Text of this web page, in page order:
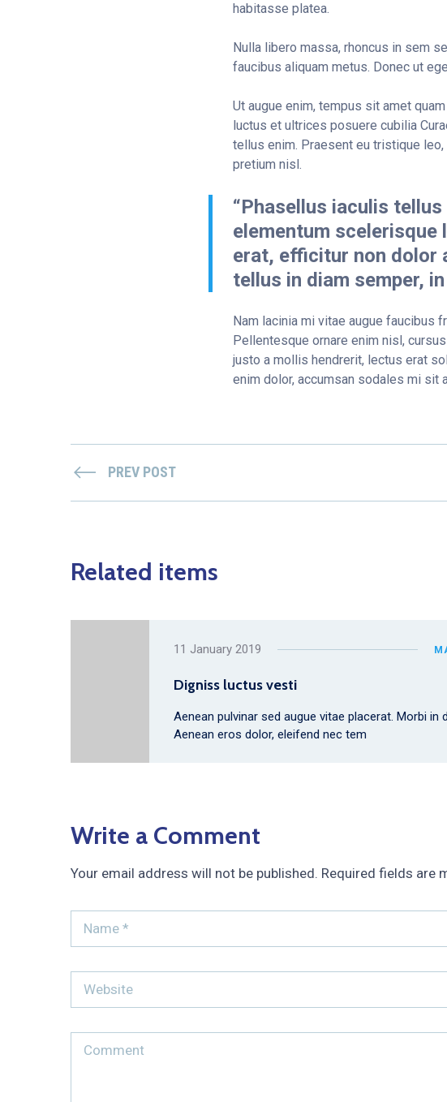
habitasse platea.
Nulla libero massa, rhoncus in sem
faucibus aliquam metus. Donec ut
Ut augue enim, tempus sit amet
luctus et ultrices posuere cubilia
tellus enim. Praesent eu tristique
pretium nisl.
“Phasellus iaculis
elementum
erat, efficitur non dolor
tellus in diam semper,
Nam lacinia mi vitae augue faucibus
Pellentesque ornare enim nisl,
justo a mollis hendrerit, lectus erat
enim dolor, accumsan sodales mi sit
PREV POST
Related items
11 January 2019
Digniss luctus vesti
Aenean pulvinar sed augue vitae placerat. Morbi in
Aenean eros dolor, eleifend nec tem
Write a Comment
Your email address will not be published. Required fields are